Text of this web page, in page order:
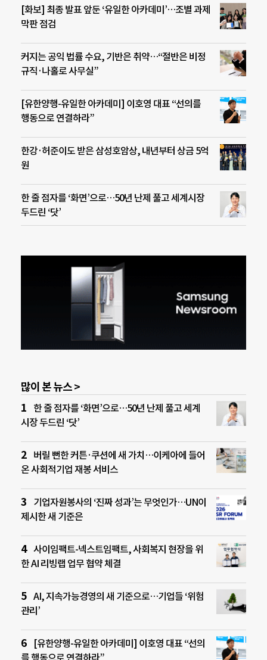
[화보] 최종 발표 앞둔 ‘유일한 아카데미’…조별 과제
막판 점검
커지는 공익 법률 수요, 기반은 취약…“절반은 비정
규직·나홀로 사무실”
[유한양행-유일한 아카데미] 이호영 대표 “선의를
행동으로 연결하라”
한강·허준이도 받은 삼성호암상, 내년부터 상금 5억
원
한 줄 점자를 ‘화면’으로…50년 난제 풀고 세계시장
두드린 ‘닷’
많이 본 뉴스 >
한 줄 점자를 ‘화면’으로…50년 난제 풀고 세계
시장 두드린 ‘닷’
버릴 뻔한 커튼·쿠션에 새 가치…이케아에 들어
온 사회적기업 재봉 서비스
기업자원봉사의 ‘진짜 성과’는 무엇인가…UN이
제시한 새 기준은
사이임팩트-넥스트임팩트, 사회복지 현장을 위
한 AI 리빙랩 업무 협약 체결
AI, 지속가능경영의 새 기준으로…기업들 ‘위험
관리’
[유한양행-유일한 아카데미] 이호영 대표 “선의
를 행동으로 연결하라”